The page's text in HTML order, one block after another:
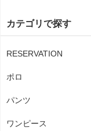
カテゴリで探す
RESERVATION
ポロ
パンツ
ワンピース